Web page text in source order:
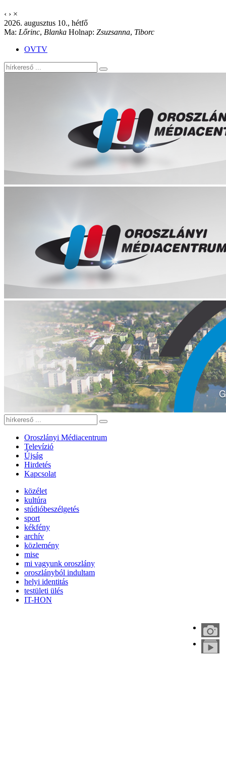
‹ › ×
2026. augusztus 10., hétfő
Ma: Lőrinc, Blanka Holnap: Zsuzsanna, Tiborc
OVTV
Oroszlányi Médiacentrum
Televízió
Újság
Hirdetés
Kapcsolat
közélet
kultúra
stúdióbeszélgetés
sport
kékfény
archív
közlemény
mise
mi vagyunk oroszlány
oroszlányból indultam
helyi identitás
testületi ülés
IT-HON